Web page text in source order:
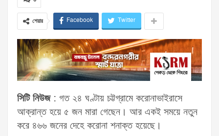
শেয়ার Facebook Twitter
সিটি নিউজ: গত ২৪ ঘণ্টায় চট্টগ্রামে করোনাভাইরাসে
আক্রান্ত হয়ে ৫ জন মারা গেছেন। আর একই সময়ে নতুন
করে ৪৬৬ জনের দেহে করোনা শনাক্ত হয়েছে।